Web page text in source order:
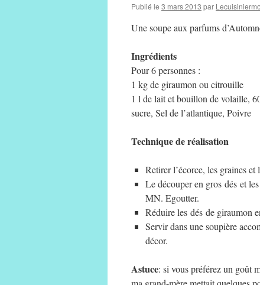
Publié le 3 mars 2013 par
Une soupe aux parfums
Ingrédients
Pour 6 personnes :
1 kg de giraumon ou citrouille
1 l de lait et bouillon de volaille,
sucre, Sel de l’atlantique, Poivre
Technique de réalisation
Retirer l’écorce, les graines
Le découper en gros dés et
MN. Egoutter.
Réduire les dés de giraumon
Servir dans une soupière
décor.
Astuce: si vous préférez un goût